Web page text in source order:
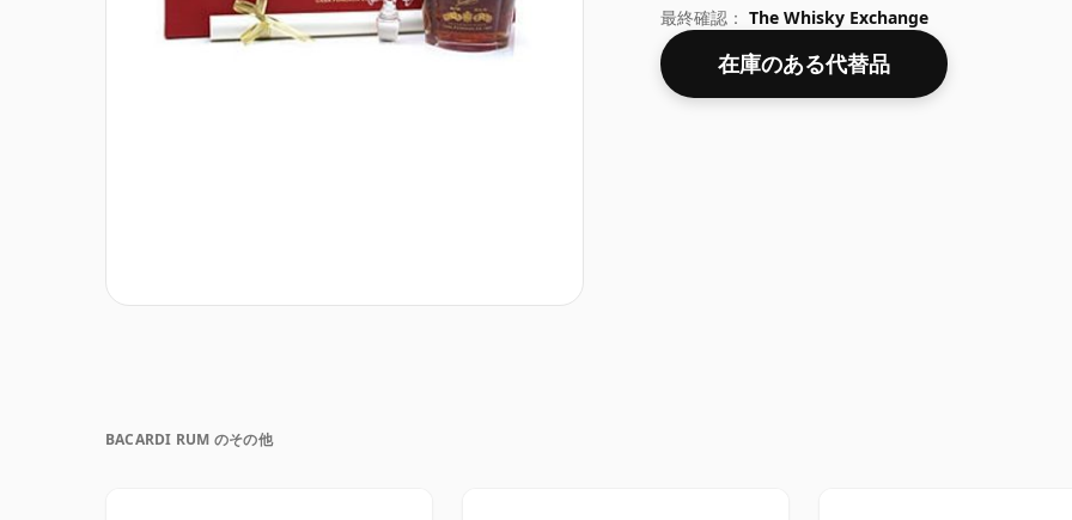
最終確認： The Whisky Exchange
在庫のある代替品
BACARDI RUM のその他